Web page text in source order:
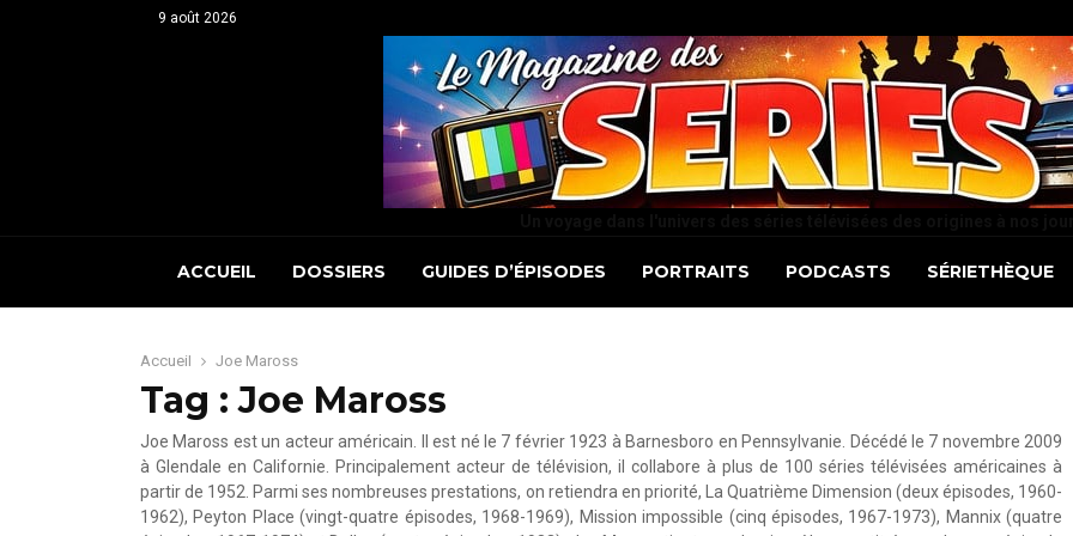
9 août 2026
ACCUEIL DOSSIERS GUIDES D’ÉPISODES PORTRAITS PODCASTS SÉRIETHÈQUE
Accueil Joe Maross
Tag : Joe Maross
Joe Maross est un acteur américain. Il est né le 7 février 1923 à Barnesboro en Pennsylvanie. Décédé le 7 novembre 2009
à Glendale en Californie. Principalement acteur de télévision, il collabore à plus de 100 séries télévisées américaines à
partir de 1952. Parmi ses nombreuses prestations, on retiendra en priorité, La Quatrième Dimension (deux épisodes, 1960-
1962), Peyton Place (vingt-quatre épisodes, 1968-1969), Mission impossible (cinq épisodes, 1967-1973), Mannix (quatre